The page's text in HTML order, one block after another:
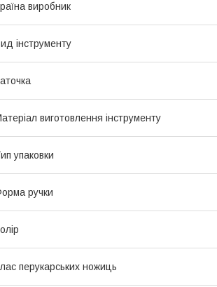
виробник
інструменту
виготовлення інструменту
упаковки
ручки
перукарських ножиць